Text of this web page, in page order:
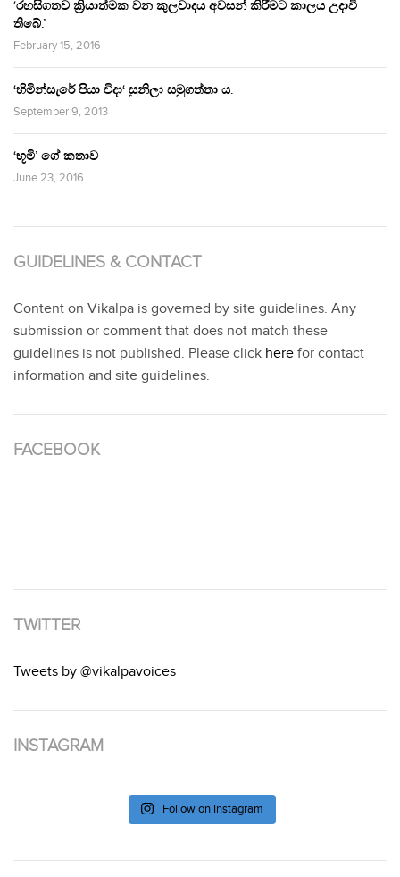
‘රහසිගතව ක්‍රියාත්මක වන කුලවාදය අවසන් කිරීමට කාලය උදාවී
තිබේ.’
February 15, 2016
‘හිමින්සැරේ පියා විදා‘ සුනිලා සමුගත්තා ය.
September 9, 2013
‘භූමි’ ගේ කතාව
June 23, 2016
GUIDELINES & CONTACT
Content on Vikalpa is governed by site guidelines. Any
submission or comment that does not match these
guidelines is not published. Please click here for contact
information and site guidelines.
FACEBOOK
TWITTER
Tweets by @vikalpavoices
INSTAGRAM
Follow on Instagram